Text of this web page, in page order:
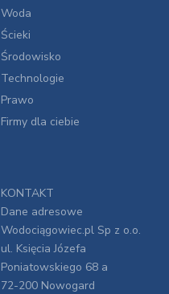
Woda
Ścieki
Środowisko
Technologie
Prawo
Firmy dla ciebie
KONTAKT
Dane adresowe
Wodociągowiec.pl Sp z o.o.
ul. Księcia Józefa
Poniatowskiego 68 a
72-200 Nowogard